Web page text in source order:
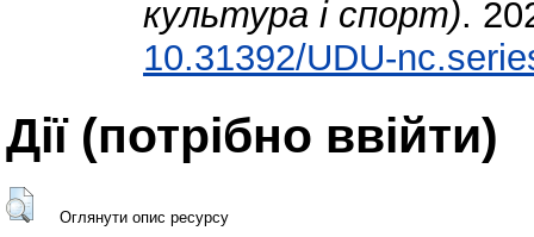
культура і спорт).
10.31392/UDU-
Дії ​​(потрібно ввійти)
Оглянути опис ресурсу